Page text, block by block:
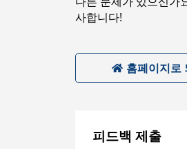
사합니다!
홈페이지로
피드백 제출